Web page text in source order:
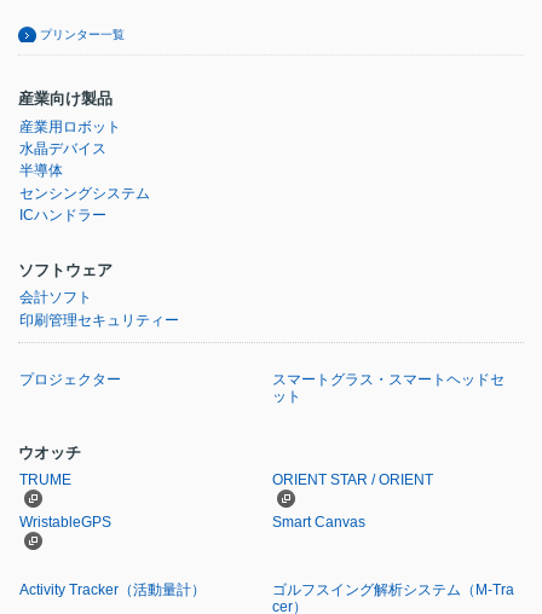
プリンター一覧
産業向け製品
産業用ロボット
水晶デバイス
半導体
センシングシステム
ICハンドラー
ソフトウェア
会計ソフト
印刷管理セキュリティー
プロジェクター
スマートグラス・スマートヘッドセ
ット
ウオッチ
TRUME ORIENT STAR / ORIENT
WristableGPS Smart Canvas
Activity Tracker（活動量計） ゴルフスイング解析システム （M-Tra
cer）